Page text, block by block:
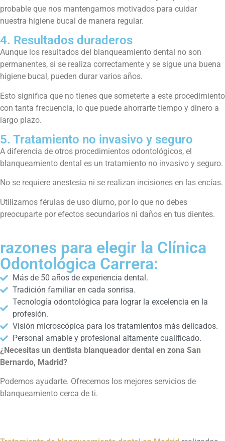
probable que nos mantengamos motivados para cuidar
nuestra higiene bucal de manera regular.
4. Resultados duraderos
Aunque los resultados del blanqueamiento dental no son
permanentes, si se realiza correctamente y se sigue una buena
higiene bucal, pueden durar varios años.
Esto significa que no tienes que someterte a este procedimiento
con tanta frecuencia, lo que puede ahorrarte tiempo y dinero a
largo plazo.
5. Tratamiento no invasivo y seguro
A diferencia de otros procedimientos odontológicos, el
blanqueamiento dental es un tratamiento no invasivo y seguro.
No se requiere anestesia ni se realizan incisiones en las encías.
Utilizamos férulas de uso diurno, por lo que no debes
preocuparte por efectos secundarios ni daños en tus dientes.
razones para elegir la Clínica
Odontológica Carrera:
Más de 50 años de experiencia dental.
Tradición familiar en cada sonrisa.
Tecnología odontológica para lograr la excelencia en la
profesión.
Visión microscópica para los tratamientos más delicados.
Personal amable y profesional altamente cualificado.
¿Necesitas un dentista blanqueador dental en zona San
Bernardo, Madrid?
Podemos ayudarte. Ofrecemos los mejores servicios de
blanqueamiento cerca de ti.